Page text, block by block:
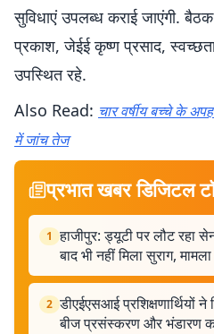
सुविधाएं उपलब्ध कराई जाएंगी.
प्रकाश, जेईई कृष्ण प्रसाद, स्वच्छता
उपस्थित रहे.
Also Read: चार वर्षीय बच्चे के
में जांच तेज
प्रभात खबर डिजिटल
1 हाजीपुर: ड्यूटी पर लौट रहा
बाद भी नहीं मिला सुराग, मामला
2 डीएईएसआई प्रशिक्षणार्थियों
बीज प्रसंस्करण और भंडारण